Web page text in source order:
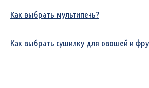
Как выбрать мультипечь?
Как выбрать сушилку для овощей и